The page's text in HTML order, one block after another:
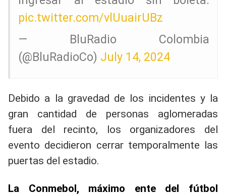
pic.twitter.com/vlUuairUBz
— BluRadio Colombia
(@BluRadioCo) July 14, 2024
Debido a la gravedad de los incidentes y la
gran cantidad de personas aglomeradas
fuera del recinto, los organizadores del
evento decidieron cerrar temporalmente las
puertas del estadio.
La Conmebol, máximo ente del fútbol